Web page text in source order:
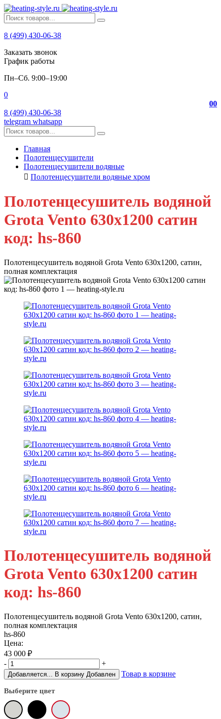
8 (499) 430-06-38
Заказать звонок
График работы
Пн–Сб. 9:00–19:00
0
00
8 (499) 430-06-38
telegram whatsapp
Главная
Полотенцесушители
Полотенцесушители водяные
Полотенцесушители водяные хром
Полотенцесушитель водяной
Grota Vento 630х1200 сатин
код: hs-860
Полотенцесушитель водяной Grota Vento 630х1200, сатин,
полная комплектация
Полотенцесушитель водяной
Grota Vento 630х1200 сатин
код: hs-860
Полотенцесушитель водяной Grota Vento 630х1200, сатин,
полная комплектация
hs-860
Цена:
43 000 ₽
-
+
Добавляется... В корзину Добавлен Товар в корзине
Выберите цвет